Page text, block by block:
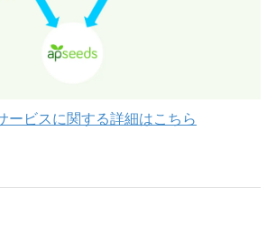
ービスに関する詳細はこちら